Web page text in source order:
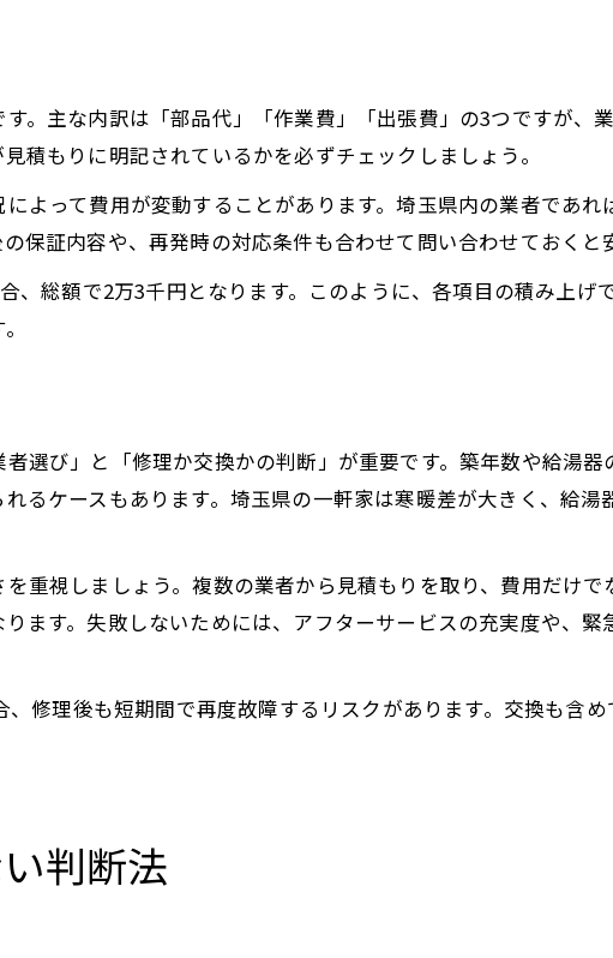
。主な内訳は「部品代」「作業費」「出張費」の3つですが、
積もりに明記されているかを必ずチェックしましょう。
よって費用が変動することがあります。埼玉県内の業者であれ
保証内容や、再発時の対応条件も合わせて問い合わせておくと
、総額で2万3千円となります。このように、各項目の積み上げ
選び」と「修理か交換かの判断」が重要です。築年数や給湯器
るケースもあります。埼玉県の一軒家は寒暖差が大きく、給湯
重視しましょう。複数の業者から見積もりを取り、費用だけで
ます。失敗しないためには、アフターサービスの充実度や、緊
修理後も短期間で再度故障するリスクがあります。交換も含
判断法